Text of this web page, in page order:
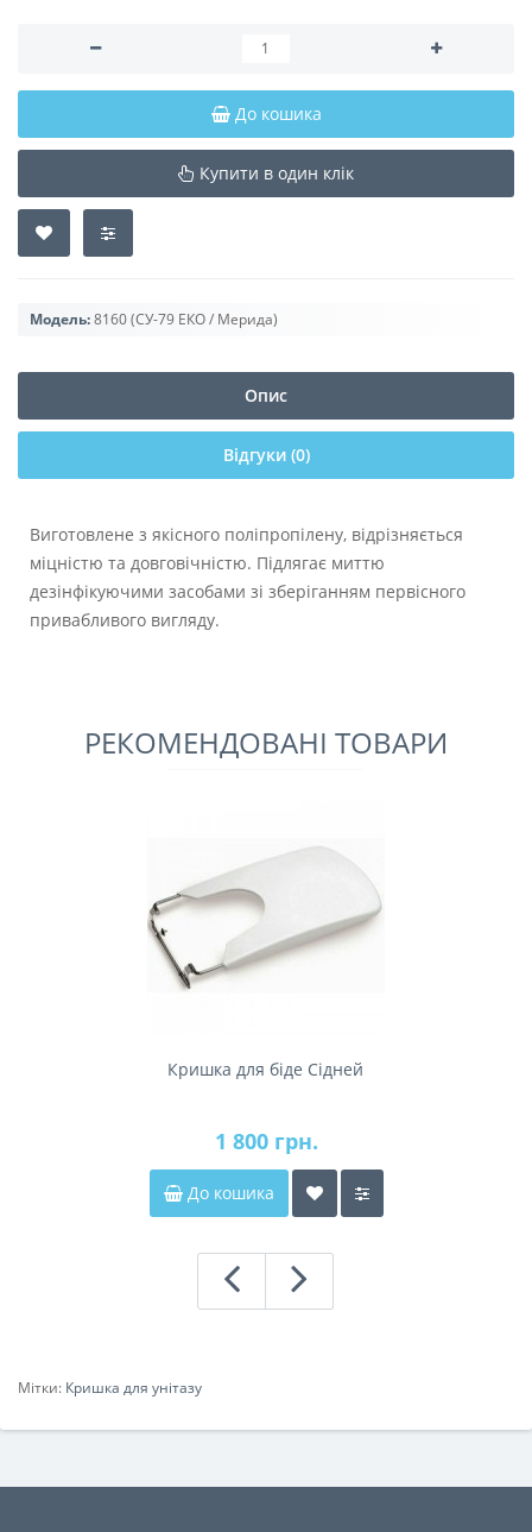
До кошика
Купити в один клік
Модель:8160 (СУ-79 ЕКО / Мерида)
Опис
Відгуки (0)
Виготовлене з якісного поліпропілену, відрізняється
міцністю та довговічністю. Підлягає миттю
дезінфікуючими засобами зі зберіганням первісного
привабливого вигляду.
РЕКОМЕНДОВАНІ ТОВАРИ
Кришка для біде Cідней
1 800 грн.
До кошика
Мітки: Кришка для унітазу